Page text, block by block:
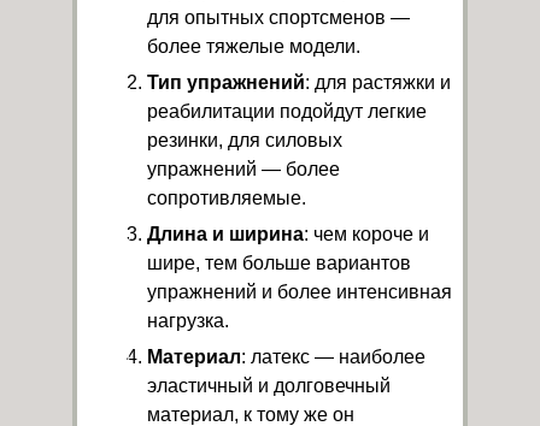
для опытных спортсменов —
более тяжелые модели.
Тип упражнений: для растяжки и
реабилитации подойдут легкие
резинки, для силовых
упражнений — более
сопротивляемые.
Длина и ширина: чем короче и
шире, тем больше вариантов
упражнений и более интенсивная
нагрузка.
Материал: латекс — наиболее
эластичный и долговечный
материал, к тому же он